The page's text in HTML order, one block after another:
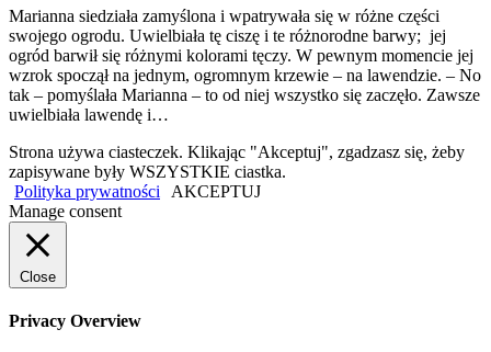
Marianna siedziała zamyślona i wpatrywała się w różne części
swojego ogrodu. Uwielbiała tę ciszę i te różnorodne barwy; jej
ogród barwił się różnymi kolorami tęczy. W pewnym momencie jej
wzrok spoczął na jednym, ogromnym krzewie – na lawendzie. – No
tak – pomyślała Marianna – to od niej wszystko się zaczęło. Zawsze
uwielbiała lawendę i…
Strona używa ciasteczek. Klikając "Akceptuj", zgadzasz się, żeby
zapisywane były WSZYSTKIE ciastka.
Polityka prywatności
AKCEPTUJ
Manage consent
Close
Privacy Overview